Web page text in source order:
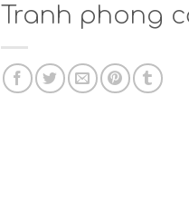
Tranh phong